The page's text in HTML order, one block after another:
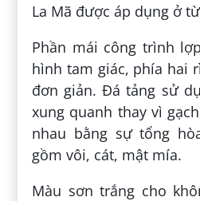
La Mã được áp dụng ở
Phần mái công trình
hình tam giác, phía hai
đơn giản. Đá tảng sử
xung quanh thay vì
nhau bằng sự tổng
gồm vôi, cát, mật mía.
Màu sơn trắng cho